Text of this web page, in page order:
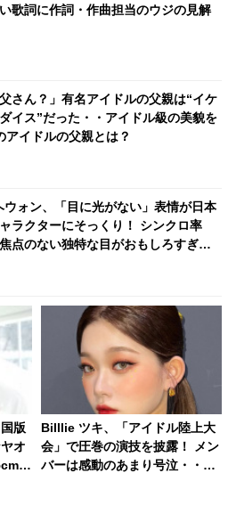
歌詞に作詞・作曲担当のウジの見解
父さん？」有名アイドルの父親は“イケ
イス”だった・・アイドル級の美貌を
アイドルの父親とは？
ウォン、「目に光がない」表情が日本
ラクターにそっくり！ シンクロ率
点のない独特な目がおもしろすぎる
版
オ
の
注
Billlie ツキ、「アイドル陸上大
会」で圧巻の演技を披露！ メン
バーは感動のあまり号泣・・彼